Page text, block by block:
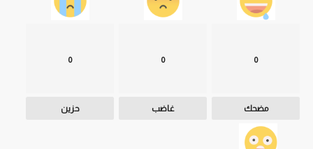
0
مضحك
0
غاضب
0
حزين